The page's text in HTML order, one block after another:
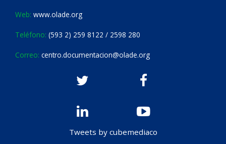
Web: www.olade.org
Teléfono: (593 2) 259 8122 / 2598 280
Correo: centro.documentacion@olade.org
Tweets by cubemediaco